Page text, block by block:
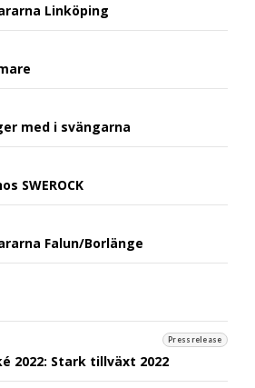
Linköping
med i svängarna
SWEROCK
Falun/Borlänge
Pressrelease
2022: Stark tillväxt 2022